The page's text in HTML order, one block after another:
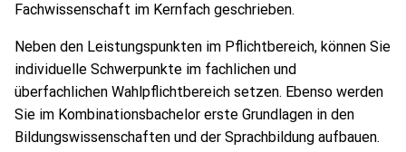
Fachwissenschaft im Kernfach geschrieben.
Neben den Leistungspunkten im Pflichtbereich, können Sie
individuelle Schwerpunkte im fachlichen und
überfachlichen Wahlpflichtbereich setzen. Ebenso werden
Sie im Kombinationsbachelor erste Grundlagen in den
Bildungswissenschaften und der Sprachbildung aufbauen.